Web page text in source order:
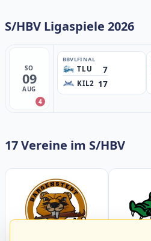
S/HBV Ligaspiele 2026
SO
09
AUG
4
BBVLFINAL
TLU 7
KIL2 17
17 Vereine im S/HBV